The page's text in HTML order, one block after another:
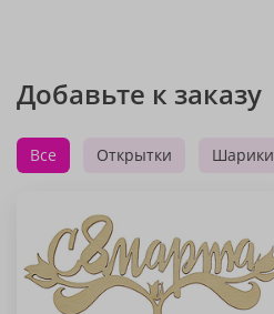
Добавьте к заказу
Все Открытки Шарики